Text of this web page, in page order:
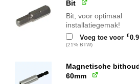
Bit
Bit, voor optimaal
installatiegemak!
Voeg toe voor €
(21% BTW)
Magnetische
60mm